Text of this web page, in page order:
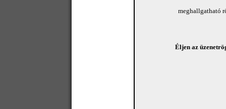
meghallgatható
Éljen az